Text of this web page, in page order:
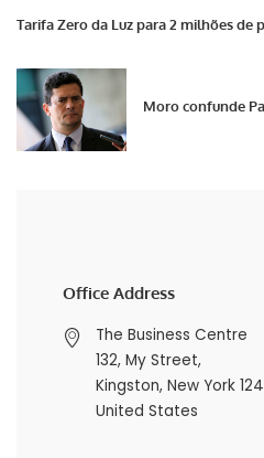
Tarifa Zero da Luz para 2 milhões de
Moro confunde
Office Address
The Business Centre
132, My Street,
Kingston, New York
United States